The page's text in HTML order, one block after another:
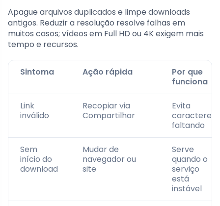
Apague arquivos duplicados e limpe downloads
antigos. Reduzir a resolução resolve falhas em
muitos casos; vídeos em Full HD ou 4K exigem mais
tempo e recursos.
Sintoma Ação rápida
Por que
funciona
Link
inválido
Recopiar via
Compartilhar
Evita
caracteres
faltando
Sem
início do
download
Mudar de
navegador ou
site
Serve
quando o
serviço
está
instável